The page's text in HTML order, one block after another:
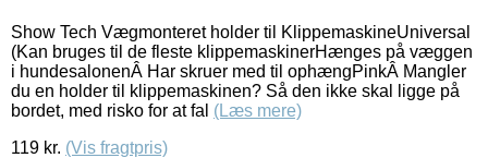
Show Tech Vægmonteret holder til KlippemaskineUniversal
(Kan bruges til de fleste klippemaskinerHænges på væggen
i hundesalonenÂ Har skruer med til ophængPinkÂ Mangler
du en holder til klippemaskinen? Så den ikke skal ligge på
bordet, med risko for at fal (Læs mere)
119 kr. (Vis fragtpris)